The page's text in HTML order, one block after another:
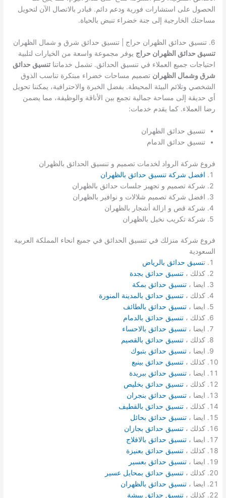
الحصول على استشارات فورية ودعم دائم. فبادر بالاتصال الآن لتحويل
مساحتك الخارجية إلى جنة خضراء تنبض بالحياة.
6. تنسيق حدائق الظهران حراج | تنسيق حدائق شرق و شمال الظهران
تنسيق حدائق الظهران حراج يوفر مجموعة واسعة من الخيارات لتلبية
احتياجات جميع العملاء في تنسيق الحدائق. تشمل خدماتناتنسيق حدائق
شرق وشمال الظهران تصميم مساحات خضراء مبتكرة تناسب الذوق
الشخصي وتلائم البيئة المحيطة. بفضل الخبرة والاحترافية، يمكننا تحويل
أي حديقة إلى مساحة جمالية تجمع بين الأناقة والوظيفة، مما يضمن
رضا العملاء. كما يقدم خدمات:
تنسيق حدائق الظهران
تنسيق حدائق الدمام
فروع شركة الرواد لخدمات تصميم و تنسيق الحدائق بالظهران
افضل شركة تنسيق حدائق بالظهران
شركة تصميم و تجهيز جلسات حدائق بالظهران
افضل شركة تصميم شلالات و نوافير بالظهران
شركة قص و ازالة أشجار بالظهران
شركة تكريب نخيل بالظهران
فروع شركة منزلك في تنسيق الحدائق في جميع انحاء المملكة العربية
السعودية
تنسيق حدائق بالرياض
كذلك ،تنسيق حدائق بجدة
ايضا ،تنسيق حدائق بمكة
كذلك ،تنسيق حدائق بالمدينة المنورة
ايضا ،تنسيق حدائق بالطائف
كذلك ،تنسيق حدائق بالدمام
ايضا ،تنسيق حدائق بالاحساء
كذلك ،تنسيق حدائق بالقصيم
ايضا ،تنسيق حدائق بتبوك
كذلك ،تنسيق حدائق بينبع
ايضا ،تنسيق حدائق ببريدة
كذلك ،تنسيق حدائق بخليص
ايضا ، تنسيق حدائق بنجران
كذلك ،تنسيق حدائق بالقطيف
ايضا ،تنسيق حدائق بحائل
كذلك ، تنسيق حدائق بجازان
ايضا ،تنسيق حدائق بالافلاج
كذلك ،تنسيق حدائق بعنيزة
ايضا ،تنسيق حدائق بعسير
كذلك ،تنسيق حدائق بمحايل عسير
ايضا ،تنسيق حدائق بالظهران
كذلك ،تنسيق حدائق ببيشة